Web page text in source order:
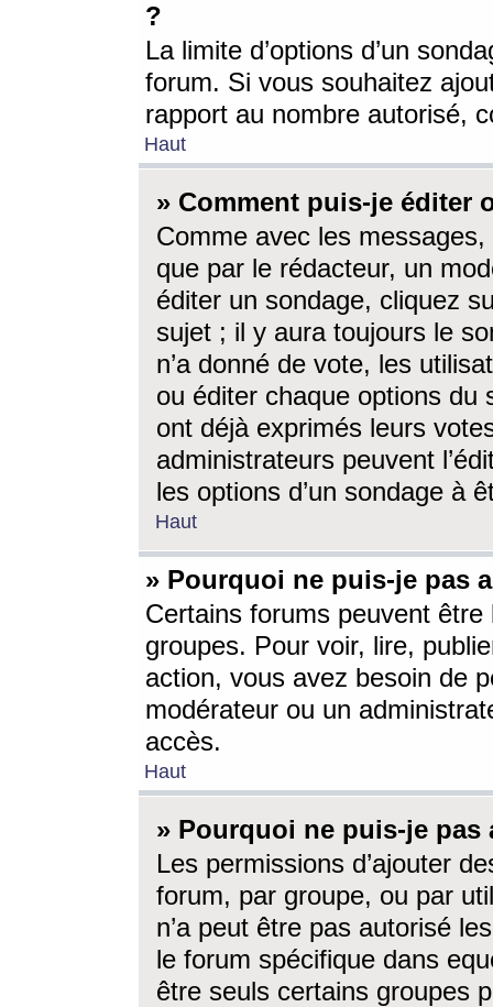
?
La limite d’options d’un
forum. Si vous souhaitez
rapport au nombre autorisé,
Haut
» Comment puis-je éditer
Comme avec les
que par le rédacteur, un
éditer un sondage, cliquez
sujet ; il y aura toujours le
n’a donné de vote, les
ou éditer chaque options du
ont déjà exprimés leurs
administrateurs peuvent
les options d’un sondage à
Haut
» Pourquoi ne puis-je pas
Certains forums peuvent être
groupes. Pour voir, lire,
action, vous avez besoin de
modérateur ou un
accès.
Haut
» Pourquoi ne puis-je
Les permissions d’ajouter
forum, par groupe, ou par
n’a peut être pas autorisé
le forum spécifique dans
être seuls certains groupes